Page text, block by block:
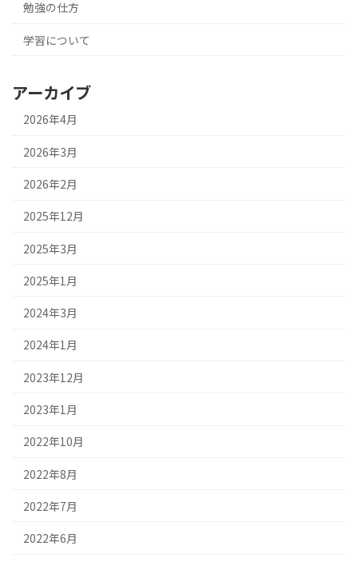
勉強の仕方
学習について
アーカイブ
2026年4月
2026年3月
2026年2月
2025年12月
2025年3月
2025年1月
2024年3月
2024年1月
2023年12月
2023年1月
2022年10月
2022年8月
2022年7月
2022年6月